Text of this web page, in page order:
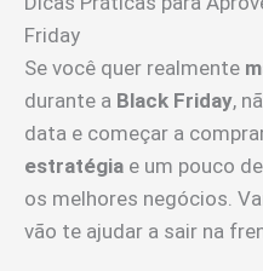
Friday
Se você quer realmente
durante a Black Friday,
data e começar a
estratégia e um pouco
os melhores negócios.
vão te ajudar a sair na